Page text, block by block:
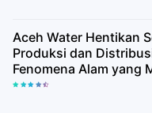
Aceh Water Hentikan
Produksi dan
Fenomena Alam yang
Kualitas Air Baku